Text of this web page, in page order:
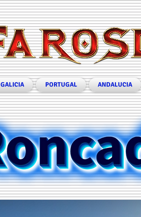
GALICIA PORTUGAL ANDALUCIA